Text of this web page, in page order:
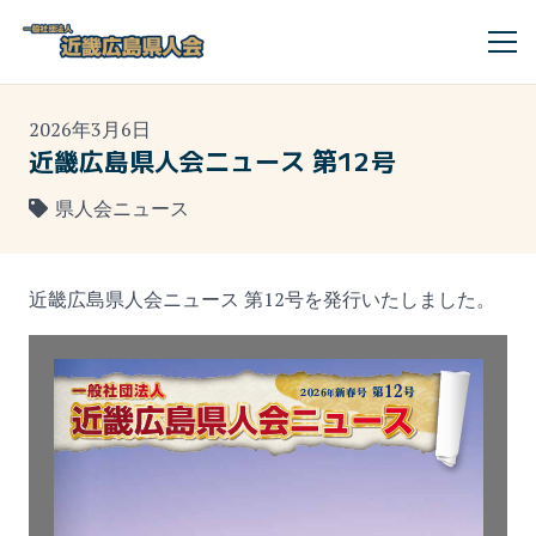
2026年3月6日
近畿広島県人会ニュース 第12号
県人会ニュース
近畿広島県人会ニュース 第12号を発行いたしました。